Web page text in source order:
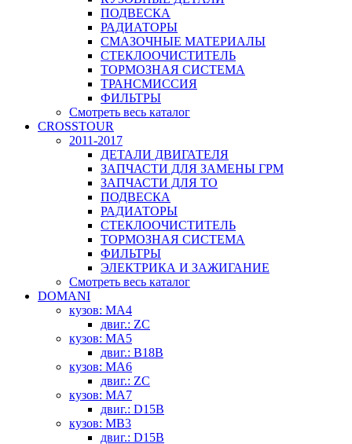
ПОДВЕСКА
РАДИАТОРЫ
СМАЗОЧНЫЕ МАТЕРИАЛЫ
СТЕКЛООЧИСТИТЕЛЬ
ТОРМОЗНАЯ СИСТЕМА
ТРАНСМИССИЯ
ФИЛЬТРЫ
Смотреть весь каталог
CROSSTOUR
2011-2017
ДЕТАЛИ ДВИГАТЕЛЯ
ЗАПЧАСТИ ДЛЯ ЗАМЕНЫ ГРМ
ЗАПЧАСТИ ДЛЯ ТО
ПОДВЕСКА
РАДИАТОРЫ
СТЕКЛООЧИСТИТЕЛЬ
ТОРМОЗНАЯ СИСТЕМА
ФИЛЬТРЫ
ЭЛЕКТРИКА И ЗАЖИГАНИЕ
Смотреть весь каталог
DOMANI
кузов: MA4
двиг.: ZC
кузов: MA5
двиг.: B18B
кузов: MA6
двиг.: ZC
кузов: MA7
двиг.: D15B
кузов: MB3
двиг.: D15B